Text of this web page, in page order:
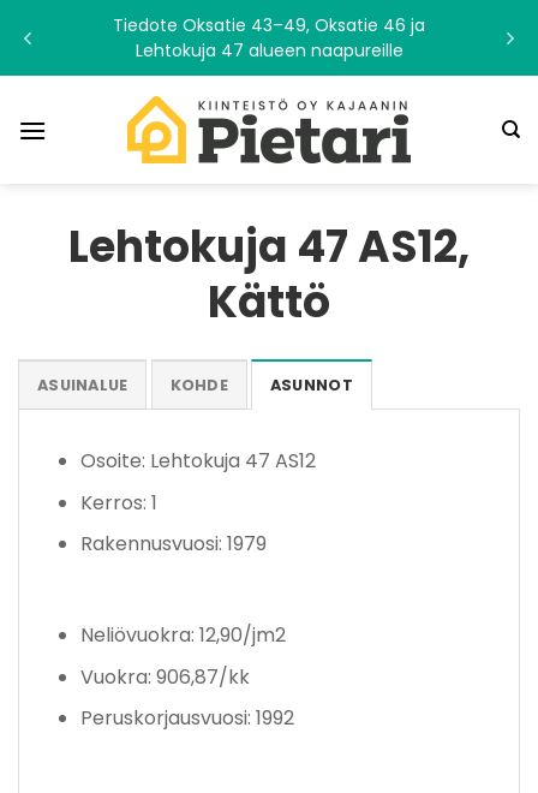
content
Tiedote Oksatie 43–49, Oksatie 46 ja
Lehtokuja 47 alueen naapureille
Lehtokuja 47 AS12,
Kättö
ASUINALUE KOHDE ASUNNOT
Osoite: Lehtokuja 47 AS12
Kerros: 1
Rakennusvuosi: 1979
Neliövuokra: 12,90/jm2
Vuokra: 906,87/kk
Peruskorjausvuosi: 1992